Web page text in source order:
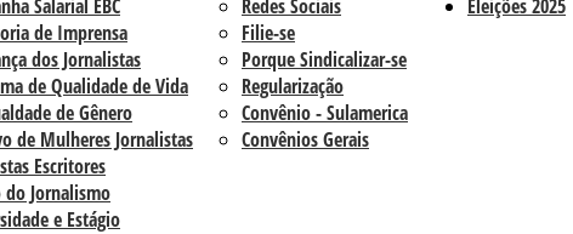
Salarial EBC
de Imprensa
dos Jornalistas
de Qualidade de Vida
de Gênero
de Mulheres Jornalistas
Escritores
do Jornalismo
e Estágio
Redes Sociais
Filie-se
Porque Sindicalizar-se
Regularização
Convênio - Sulamerica
Convênios Gerais
Eleições 2025